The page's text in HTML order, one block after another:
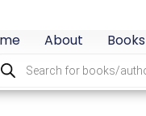
About Books